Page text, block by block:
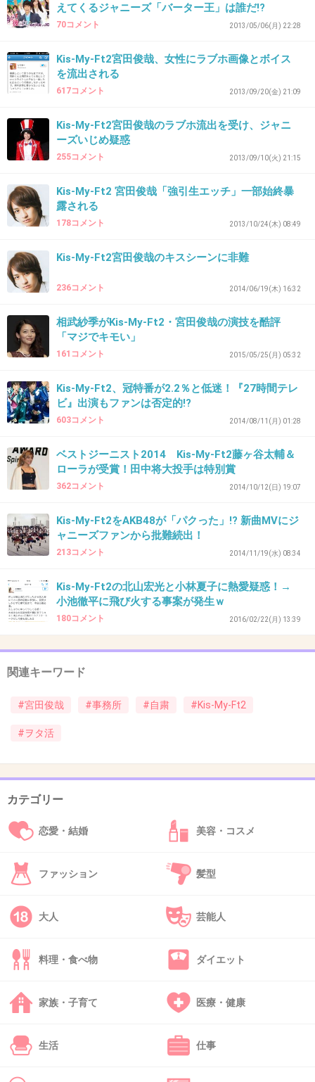
36. 匿名 2016/06/26(日) 20:41:06
ガチのアニヲタたちの中に混じってたらかっこ
いいわこれは
>>29
前に写真撮られてたよ
ガチなんだね…ごめんちょっとひく
39. 匿名2016/06/26(日) 20:41:45
ット取ってるらしいしジャニーズにこういうキ
ャラ居ないんだしいいんじゃない、と思うけど
めんどくせー事務所だな。
プライベートは犯罪以外どうでもいいだろ。
さ出してくのは良い事じゃないの？
+328 -3
42. 匿名 2016/06/26(日) 20:42:04
たわ
43. 匿名 2016/06/26(日) 20:42:16
だ。
えてくるジャニーズ「バーター王」は誰だ!?
70コメント 2013/05/06(月) 22:28
Kis-My-Ft2宮田俊哉、女性にラブホ画像とボイス
を流出される
617コメント 2013/09/20(金) 21:09
Kis-My-Ft2宮田俊哉のラブホ流出を受け、ジャニ
ーズいじめ疑惑
255コメント 2013/09/10(火) 21:15
Kis-My-Ft2 宮田俊哉「強引生エッチ」一部始終暴
露される
178コメント 2013/10/24(木) 08:49
Kis-My-Ft2宮田俊哉のキスシーンに非難
236コメント 2014/06/19(木) 16:32
相武紗季がKis-My-Ft2・宮田俊哉の演技を酷評
「マジでキモい」
161コメント 2015/05/25(月) 05:32
Kis-My-Ft2、冠特番が2.2％と低迷！『27時間テレ
ビ』出演もファンは否定的!?
603コメント 2014/08/11(月) 01:28
ベストジーニスト2014 Kis-My-Ft2藤ヶ谷太輔＆
ローラが受賞！田中将大投手は特別賞
362コメント 2014/10/12(日) 19:07
Kis-My-Ft2をAKB48が「パクった」!? 新曲MVにジ
ャニーズファンから批難続出！
213コメント 2014/11/19(水) 08:34
Kis-My-Ft2の北山宏光と小林夏子に熱愛疑惑！→
小池徹平に飛び火する事案が発生ｗ
180コメント 2016/02/22(月) 13:39
関連キーワード
#宮田俊哉 #事務所 #自粛 #Kis-My-Ft2
#ヲタ活
カテゴリー
恋愛・結婚 美容・コスメ
ファッション 髪型
大人 芸能人
料理・食べ物 ダイエット
家族・子育て 医療・健康
生活 仕事